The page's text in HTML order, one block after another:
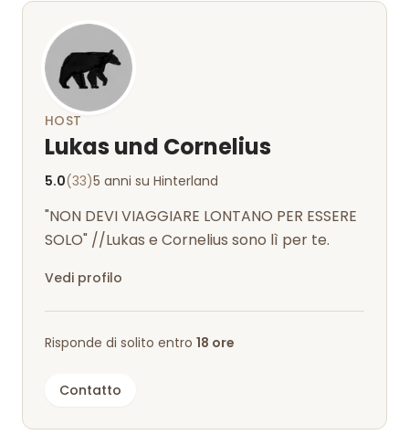
HOST
Lukas und Cornelius
5.0(33)5 anni su Hinterland
"NON DEVI VIAGGIARE LONTANO PER ESSERE
SOLO" //Lukas e Cornelius sono lì per te.
Vedi profilo
Risponde di solito entro 18 ore
Contatto